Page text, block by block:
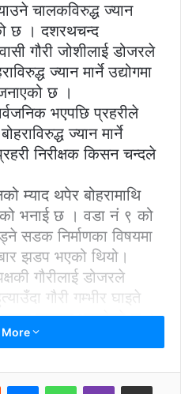
चालकविरुद्ध ज्यान
छ । दशरथचन्द
गौरी जोशीलाई डोजरले
ज्यान मार्ने उद्योगमा
जनाएको छ ।
भएपछि प्रहरीले
ज्यान मार्ने
प्रहरी निरीक्षक किसन चन्दले
म्याद थपेर बोहरामाथि
भनाई छ । वडा नं ९ को
सडक निर्माणका विषयमा
झडप भएको थियो।
गौरीलाई डोजरले
गौरी गम्भीर घाइते
उपचार भइरहेको छ ।
पनि भएको थियो । ढुङ्गा
Reddit MessengerWhatsAppViber Share via Email